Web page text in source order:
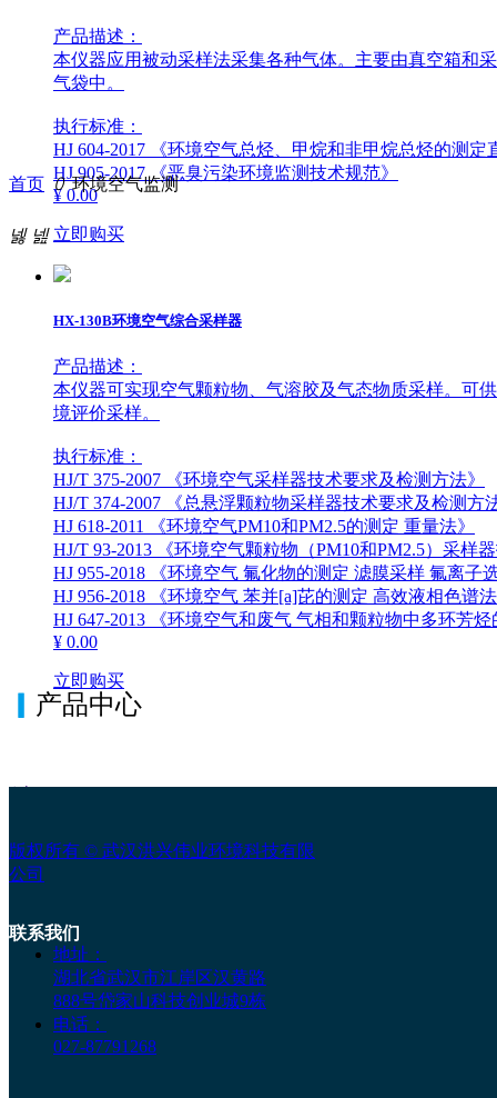
产品描述：
本仪器应用被动采样法采集各种气体。主要由真空箱和
气袋中。
执行标准：
HJ 604-2017 《环境空气总烃、甲烷和非甲烷总烃的测定
HJ 905-2017 《恶臭污染环境监测技术规范》
¥ 0.00
立即购买
HX-130B环境空气综合采样器
产品描述：
本仪器可实现空气颗粒物、气溶胶及气态物质采样。可
境评价采样。
执行标准：
HJ/T 375-2007 《环境空气采样器技术要求及检测方法》
HJ/T 374-2007 《总悬浮颗粒物采样器技术要求及检测方
HJ 618-2011 《环境空气PM10和PM2.5的测定 重量法》
HJ/T 93-2013 《环境空气颗粒物（PM10和PM2.5）采样
HJ 955-2018 《环境空气 氟化物的测定 滤膜采样 氟离子
HJ 956-2018 《环境空气 苯并[a]芘的测定 高效液相色谱
HJ 647-2013 《环境空气和废气 气相和颗粒物中多环芳
¥ 0.00
立即购买
首页 ꄲ 环境空气监测
넳 넲
产品中心
PRODUCT CATEGORY
넒
环境空气监测
采样管系列
移动电源
其他
版权所有 © 武汉洪兴伟业环境科技有限
公司
联系我们
地址：
湖北省武汉市江岸区汉黄路
888号岱家山科技创业城9栋
电话：
027-87791268